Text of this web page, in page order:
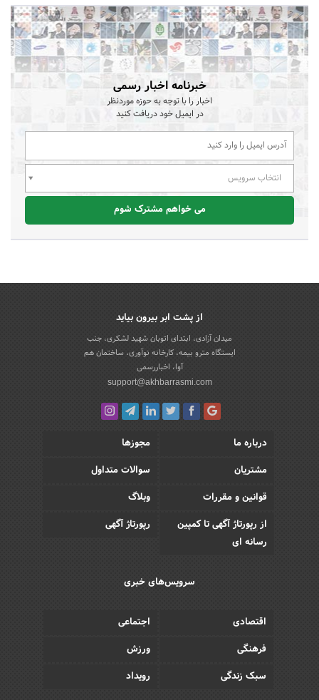
خبرنامه اخبار رسمی
اخبار را با توجه به حوزه موردنظر
در ایمیل خود دریافت کنید
انتخاب سرویس
می خواهم مشترک شوم
از پشت ابر بیرون بیاید
میدان آزادی، ابتدای اتوبان شهید لشکری، جنب
ایستگاه مترو بیمه، کارخانه نوآوری، ساختمان هم
آوا، اخباررسمی
support@akhbarrasmi.com
درباره ما
مجوزها
مشتریان
سوالات متداول
قوانین و مقررات
وبلاگ
از رپورتاژ آگهی تا کمپین
رسانه ای
رپورتاژ آگهی
سرویس‌های خبری
اقتصادی
اجتماعی
فرهنگی
ورزش
سبک زندگی
رویداد